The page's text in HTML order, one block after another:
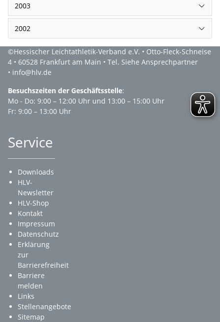
2003
2002
©Hessischer Leichtathletik-Verband e.V. • Otto-Fleck-Schneise
4 • 60528 Frankfurt am Main • Tel. Siehe Ansprechpartner
• info@hlv.de
Besuchszeiten der Geschäftsstelle:
Mo - Do: 9:00 – 12:00 Uhr und 13:00 – 15:00 Uhr
Fr: 9:00 – 13:00 Uhr
Service
Downloads
HLV-
Newsletter
HLV-Shop
Kontakt
Impressum
Datenschutz
Erklärung
zur
Barrierefreiheit
Barriere
melden
Links
Stellenangebote
Sitemap